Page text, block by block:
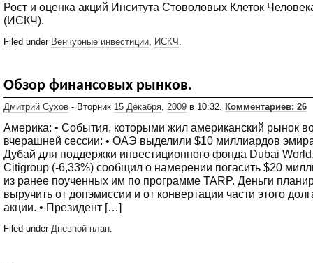
Рост и оценка акций Инситута Стоволовых Клеток
(ИСКЧ).
Filed under Венчурные инвестиции, ИСКЧ .
Обзор финансовых рынков.
Дмитрий Сухов - Вторник 15 Декабря 2009 в 10:32. Комментариев: 26
Америка: • События, которыми жил американский рынок
вчерашней сессии: • ОАЭ выделили $10 миллиардов
Дубай для поддержки инвестиционного фонда Dubai
Citigroup (-6,33%) сообщил о намерении погасить $20
из ранее поученных им по программе TARP. Деньги
выручить от допэмиссии и от конвертации части этого
акции. • Президент […]
Filed under Дневной план.